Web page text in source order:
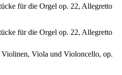
für die Orgel op. 22, Allegretto
für die Orgel op. 22, Allegretto
Viola und Violoncello, op.